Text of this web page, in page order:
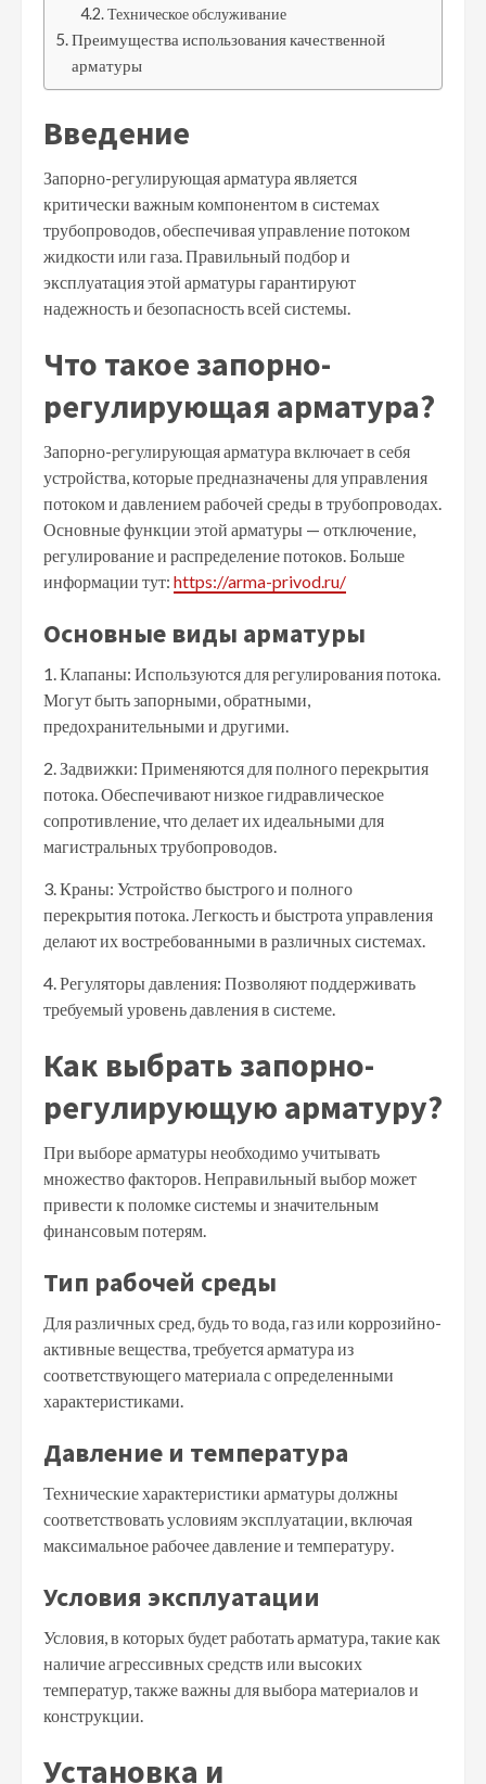
Техническое обслуживание
Преимущества использования качественной
арматуры
Введение
Запорно-регулирующая арматура является
критически важным компонентом в системах
трубопроводов, обеспечивая управление потоком
жидкости или газа. Правильный подбор и
эксплуатация этой арматуры гарантируют
надежность и безопасность всей системы.
Что такое запорно-
регулирующая арматура?
Запорно-регулирующая арматура включает в себя
устройства, которые предназначены для управления
потоком и давлением рабочей среды в трубопроводах.
Основные функции этой арматуры — отключение,
регулирование и распределение потоков. Больше
информации тут: https://arma-privod.ru/
Основные виды арматуры
1. Клапаны: Используются для регулирования потока.
Могут быть запорными, обратными,
предохранительными и другими.
2. Задвижки: Применяются для полного перекрытия
потока. Обеспечивают низкое гидравлическое
сопротивление, что делает их идеальными для
магистральных трубопроводов.
3. Краны: Устройство быстрого и полного
перекрытия потока. Легкость и быстрота управления
делают их востребованными в различных системах.
4. Регуляторы давления: Позволяют поддерживать
требуемый уровень давления в системе.
Как выбрать запорно-
регулирующую арматуру?
При выборе арматуры необходимо учитывать
множество факторов. Неправильный выбор может
привести к поломке системы и значительным
финансовым потерям.
Тип рабочей среды
Для различных сред, будь то вода, газ или коррозийно-
активные вещества, требуется арматура из
соответствующего материала с определенными
характеристиками.
Давление и температура
Технические характеристики арматуры должны
соответствовать условиям эксплуатации, включая
максимальное рабочее давление и температуру.
Условия эксплуатации
Условия, в которых будет работать арматура, такие как
наличие агрессивных средств или высоких
температур, также важны для выбора материалов и
конструкции.
Установка и